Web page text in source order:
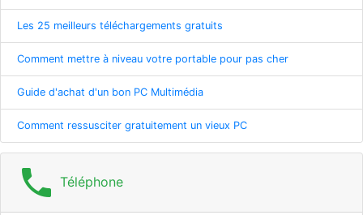
Les 25 meilleurs téléchargements gratuits
Comment mettre à niveau votre portable pour pas cher
Guide d'achat d'un bon PC Multimédia
Comment ressusciter gratuitement un vieux PC
phone Téléphone